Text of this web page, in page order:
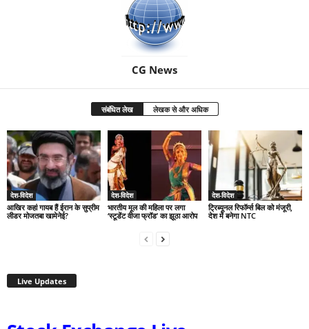
CG News
संबंधित लेख लेखक से और अधिक
देश-विदेश
आखिर कहां गायब हैं ईरान के सुप्रीम
लीडर मोजतबा खामेनेई?
देश-विदेश
भारतीय मूल की महिला पर लगा
‘स्टूडेंट वीजा फ्रॉड’ का झूठा आरोप
देश-विदेश
ट्रिब्यूनल रिफॉर्म्स बिल को मंजूरी,
देश में बनेगा NTC
Live Updates